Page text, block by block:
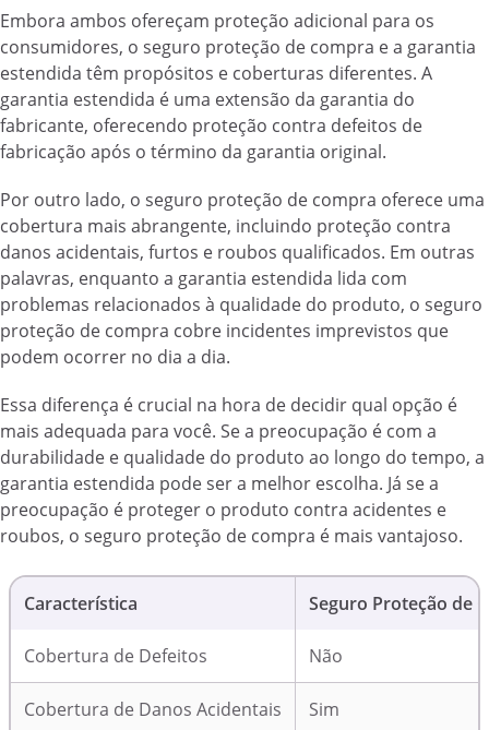
Embora ambos ofereçam proteção adicional para os
consumidores, o seguro proteção de compra e a garantia
estendida têm propósitos e coberturas diferentes. A
garantia estendida é uma extensão da garantia do
fabricante, oferecendo proteção contra defeitos de
fabricação após o término da garantia original.
Por outro lado, o seguro proteção de compra oferece uma
cobertura mais abrangente, incluindo proteção contra
danos acidentais, furtos e roubos qualificados. Em outras
palavras, enquanto a garantia estendida lida com
problemas relacionados à qualidade do produto, o seguro
proteção de compra cobre incidentes imprevistos que
podem ocorrer no dia a dia.
Essa diferença é crucial na hora de decidir qual opção é
mais adequada para você. Se a preocupação é com a
durabilidade e qualidade do produto ao longo do tempo, a
garantia estendida pode ser a melhor escolha. Já se a
preocupação é proteger o produto contra acidentes e
roubos, o seguro proteção de compra é mais vantajoso.
Característica Seguro Proteção de
Cobertura de Defeitos Não
Cobertura de Danos Acidentais Sim